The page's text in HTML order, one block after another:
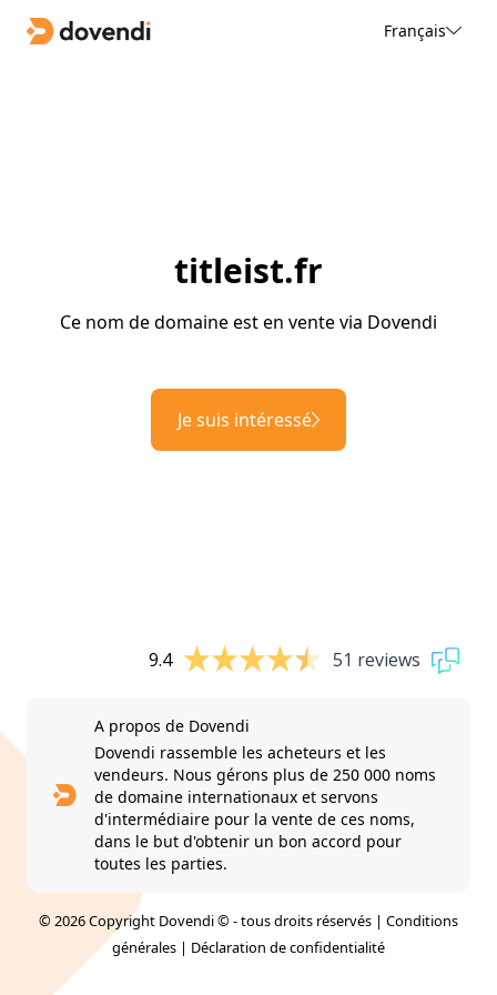
Français
titleist.fr
Ce nom de domaine est en vente via Dovendi
Je suis intéressé
9.4 51 reviews
A propos de Dovendi
Dovendi rassemble les acheteurs et les
vendeurs. Nous gérons plus de 250 000 noms
de domaine internationaux et servons
d'intermédiaire pour la vente de ces noms,
dans le but d'obtenir un bon accord pour
toutes les parties.
© 2026 Copyright Dovendi © - tous droits réservés | Conditions
générales | Déclaration de confidentialité